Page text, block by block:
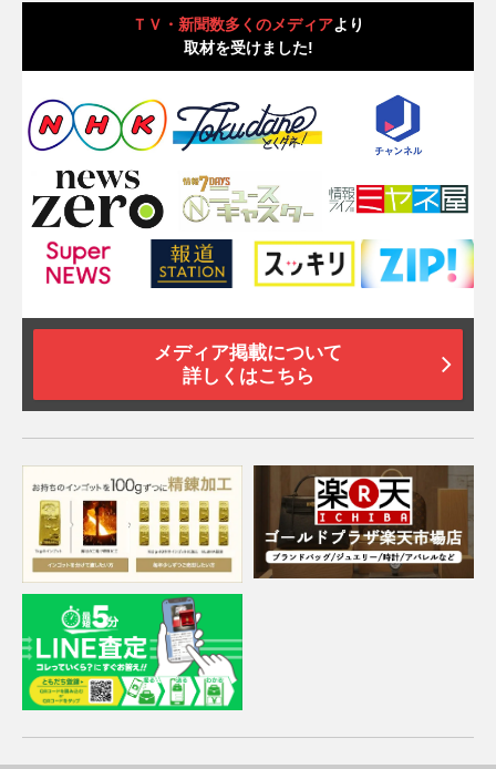
ＴＶ・新聞数多くのメディアより
取材を受けました!
メディア掲載について
詳しくはこちら